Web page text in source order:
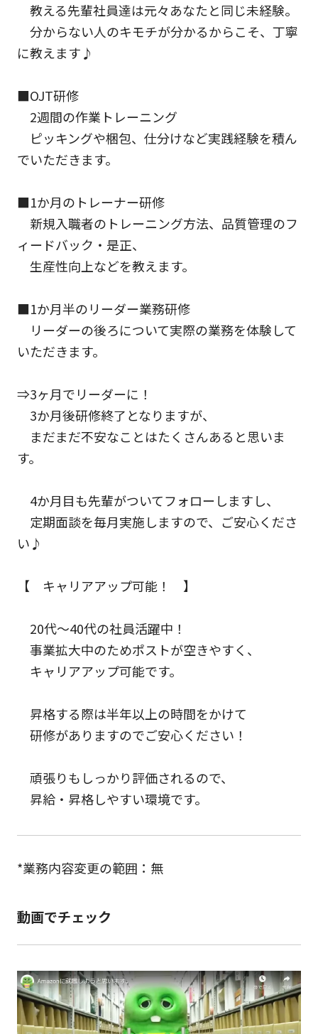
教える先輩社員達は元々あなたと同じ未経験。
分からない人のキモチが分かるからこそ、丁寧
に教えます♪
■OJT研修
2週間の作業トレーニング
ピッキングや梱包、仕分けなど実践経験を積ん
でいただきます。
■1か月のトレーナー研修
新規入職者のトレーニング方法、品質管理のフ
ィードバック・是正、
生産性向上などを教えます。
■1か月半のリーダー業務研修
リーダーの後ろについて実際の業務を体験して
いただきます。
⇒3ヶ月でリーダーに！
3か月後研修終了となりますが、
まだまだ不安なことはたくさんあると思いま
す。
4か月目も先輩がついてフォローしますし、
定期面談を毎月実施しますので、ご安心くださ
い♪
【 キャリアアップ可能！ 】
20代～40代の社員活躍中！
事業拡大中のためポストが空きやすく、
キャリアアップ可能です。
昇格する際は半年以上の時間をかけて
研修がありますのでご安心ください！
頑張りもしっかり評価されるので、
昇給・昇格しやすい環境です。
*業務内容変更の範囲：無
動画でチェック